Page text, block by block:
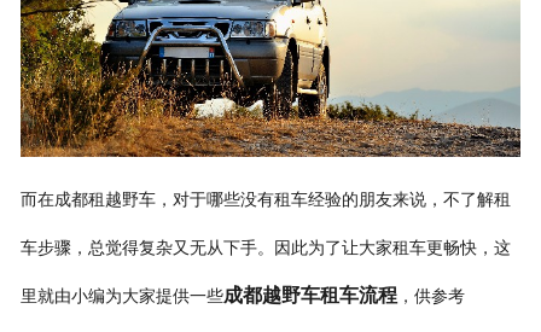
而在成都租越野车，对于哪些没有租车经验的朋友来说，不了解租
车步骤，总觉得复杂又无从下手。因此为了让大家租车更畅快，这
里就由小编为大家提供一些成都越野车租车流程，供参考